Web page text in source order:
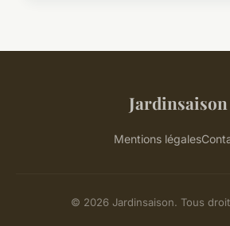
Jardinsaison
Mentions légales
© 2026 Jardinsaison. Tous